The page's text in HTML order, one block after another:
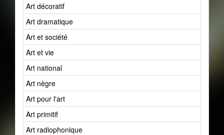
Art décoratif
Art dramatique
Art et société
Art et vie
Art national
Art nègre
Art pour l'art
Art primitif
Art radiophonique